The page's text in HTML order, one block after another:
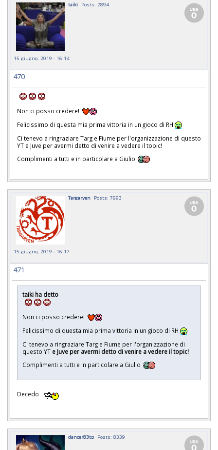
taiki Posts: 2894
15 giugno, 2019 - 16:14
470
Non ci posso credere! ￼￼
Felicissimo di questa mia prima vittoria in un gioco di RH
Ci tenevo a ringraziare Targ e Fiume per l'organizzazione di questo
YT e Juve per avermi detto di venire a vedere il topic!
Complimenti a tutti e in particolare a Giulio
Targaryen Posts: 7993
15 giugno, 2019 - 16:17
471
taiki ha detto
Non ci posso credere! ￼￼
Felicissimo di questa mia prima vittoria in un gioco di RH
Ci tenevo a ringraziare Targ e Fiume per l'organizzazione di
questo YT e Juve per avermi detto di venire a vedere il topic!
Complimenti a tutti e in particolare a Giulio
Decedo
dancer83tp Posts: 8339